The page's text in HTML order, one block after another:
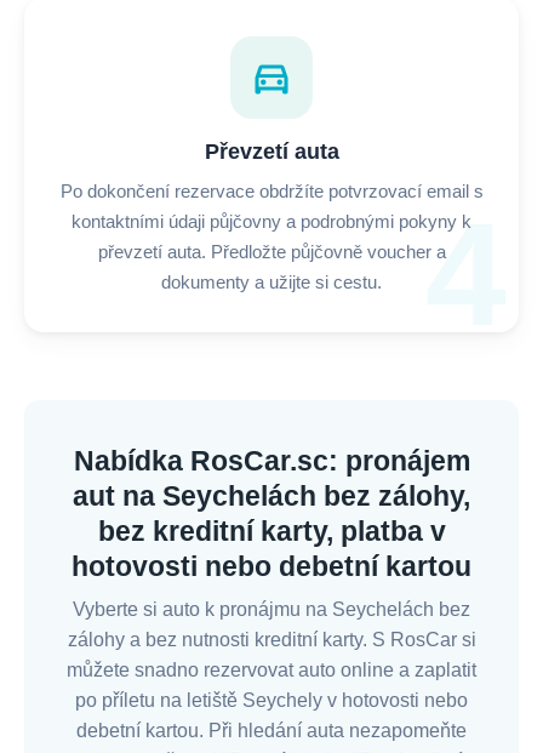
4
directions_car
Převzetí auta
Po dokončení rezervace obdržíte potvrzovací email s
kontaktními údaji půjčovny a podrobnými pokyny k
převzetí auta. Předložte půjčovně voucher a
dokumenty a užijte si cestu.
Nabídka RosCar.sc: pronájem
aut na Seychelách bez zálohy,
bez kreditní karty, platba v
hotovosti nebo debetní kartou
Vyberte si auto k pronájmu na Seychelách bez
zálohy a bez nutnosti kreditní karty. S RosCar si
můžete snadno rezervovat auto online a zaplatit
po příletu na letiště Seychely v hotovosti nebo
debetní kartou. Při hledání auta nezapomeňte